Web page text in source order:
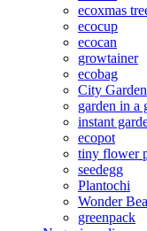
ecoxmas
ecocup
ecocan
growtainer
ecobag
City Garden
garden in a
instant
ecopot
tiny flower
seedegg
Plantochi
Wonder
greenpack